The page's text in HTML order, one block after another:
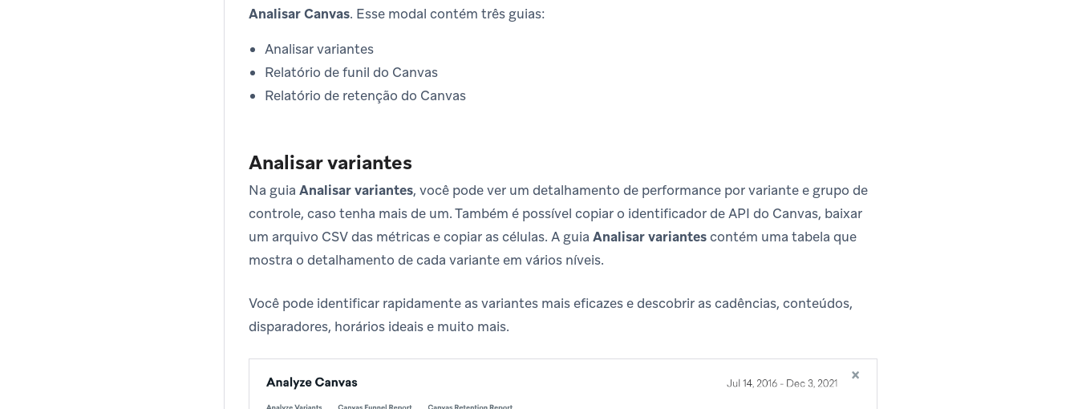
Analisar Canvas. Esse modal contém três guias:
Analisar variantes
Relatório de funil do Canvas
Relatório de retenção do Canvas
Analisar variantes
Na guia Analisar variantes, você pode ver um detalhamento de performance por variante e grupo de
controle, caso tenha mais de um. Também é possível copiar o identificador de API do Canvas, baixar
um arquivo CSV das métricas e copiar as células. A guia Analisar variantescontém uma tabela que
mostra o detalhamento de cada variante em vários níveis.
Você pode identificar rapidamente as variantes mais eficazes e descobrir as cadências, conteúdos,
disparadores, horários ideais e muito mais.